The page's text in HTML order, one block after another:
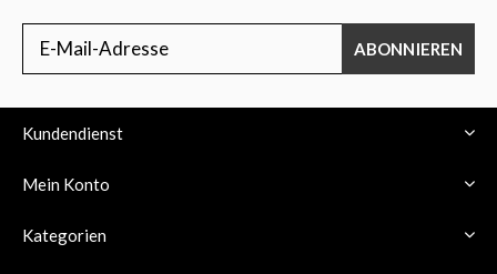
ABONNIEREN
Kundendienst
Mein Konto
Kategorien